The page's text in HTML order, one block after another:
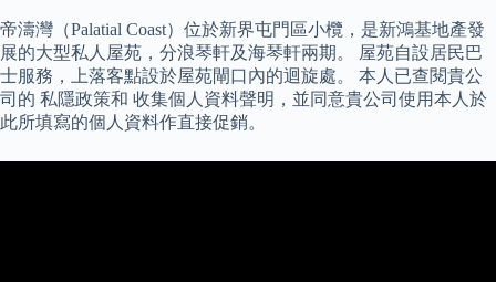
帝濤灣（Palatial Coast）位於新界屯門區小欖，是新鴻基地產發
展的大型私人屋苑，分浪琴軒及海琴軒兩期。 屋苑自設居民巴
士服務，上落客點設於屋苑閘口內的迴旋處。 本人已查閱貴公
司的 私隱政策和 收集個人資料聲明，並同意貴公司使用本人於
此所填寫的個人資料作直接促銷。